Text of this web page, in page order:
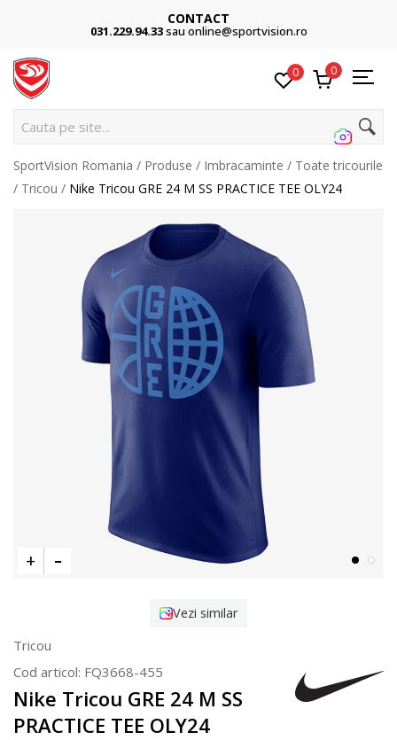
CONTACT
031.229.94.33sau online@sportvision.ro
0 0
Ca
SportVision Romania Produse Imbracaminte
Toate tricourile
Tricou
Nike Tricou GRE 24 M SS PRACTICE TEE OLY24
Vezi similar
Tricou
Cod articol: FQ3668-455
Nike Tricou GRE 24 M SS
PRACTICE TEE OLY24